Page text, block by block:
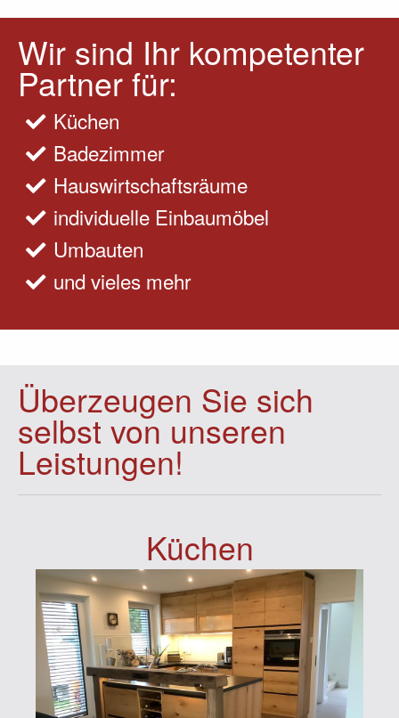
Wir sind Ihr kompetenter
Partner für:
Küchen
Badezimmer
Hauswirtschaftsräume
individuelle Einbaumöbel
Umbauten
und vieles mehr
Überzeugen Sie sich
selbst von unseren
Leistungen!
Küchen